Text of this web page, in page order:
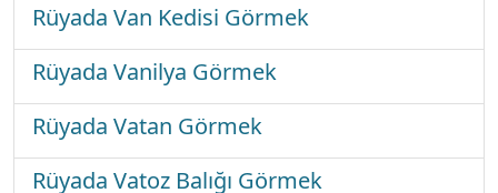
Rüyada Van Kedisi Görmek
Rüyada Vanilya Görmek
Rüyada Vatan Görmek
Rüyada Vatoz Balığı Görmek